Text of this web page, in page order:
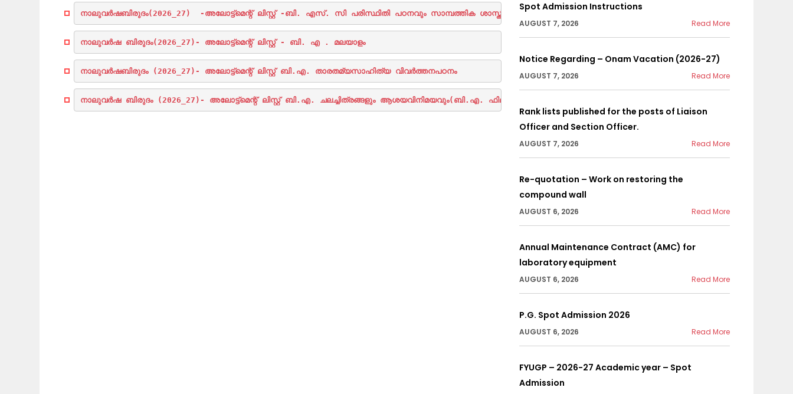
നാലുവർഷബിരുദം(2026_27)  -അലോട്ട്മെന്റ് ലിസ്റ്റ് -ബി. എസ്. സി പരിസ്ഥിതി പഠനവും സാമ്പത്തിക ശാസ്ത്രവും
നാലുവർഷ ബിരുദം(2026_27)- അലോട്ട്മെന്റ് ലിസ്റ്റ് - ബി. എ . മലയാളം
നാലുവർഷബിരുദം (2026_27)- അലോട്ട്മെന്റ് ലിസ്റ്റ് ബി.എ. താരതമ്യസാഹിത്യ വിവർത്തനപഠനം
നാലുവർഷ ബിരുദം (2026_27)- അലോട്ട്മെന്റ് ലിസ്റ്റ് ബി.എ. ചലച്ചിത്രങ്ങളും ആശയവിനിമയവും(ബി.എ. ഫിലിം & കമ്യൂണിക്കേഷൻ
Spot Admission Instructions
AUGUST 7, 2026 Read More
Notice Regarding – Onam Vacation (2026-27)
AUGUST 7, 2026 Read More
Rank lists published for the posts of Liaison
Officer and Section Officer.
AUGUST 7, 2026 Read More
Re-quotation – Work on restoring the
compound wall
AUGUST 6, 2026 Read More
Annual Maintenance Contract (AMC) for
laboratory equipment
AUGUST 6, 2026 Read More
P.G. Spot Admission 2026
AUGUST 6, 2026 Read More
FYUGP – 2026-27 Academic year – Spot
Admission